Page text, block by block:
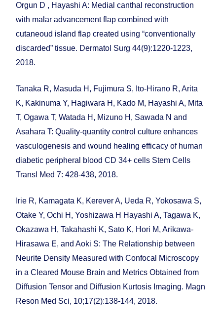
Orgun D , Hayashi A: Medial canthal reconstruction
with malar advancement flap combined with
cutaneoud island flap created using “conventionally
discarded” tissue. Dermatol Surg 44(9):1220-1223,
2018.
Tanaka R, Masuda H, Fujimura S, Ito-Hirano R, Arita
K, Kakinuma Y, Hagiwara H, Kado M, Hayashi A, Mita
T, Ogawa T, Watada H, Mizuno H, Sawada N and
Asahara T: Quality-quantity control culture enhances
vasculogenesis and wound healing efficacy of human
diabetic peripheral blood CD 34+ cells Stem Cells
Transl Med 7: 428-438, 2018.
Irie R, Kamagata K, Kerever A, Ueda R, Yokosawa S,
Otake Y, Ochi H, Yoshizawa H Hayashi A, Tagawa K,
Okazawa H, Takahashi K, Sato K, Hori M, Arikawa-
Hirasawa E, and Aoki S: The Relationship between
Neurite Density Measured with Confocal Microscopy
in a Cleared Mouse Brain and Metrics Obtained from
Diffusion Tensor and Diffusion Kurtosis Imaging. Magn
Reson Med Sci, 10;17(2):138-144, 2018.